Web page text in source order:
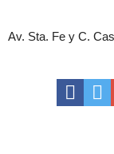
Av. Sta. Fe y C.